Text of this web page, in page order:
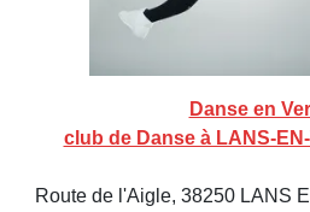
Danse en
club de Danse à LANS-
Route de l'Aigle, 38250 LANS